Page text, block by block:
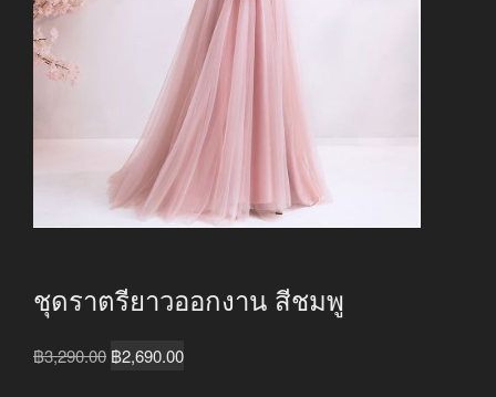
ชุดราตรียาวออกงาน สีชมพู
฿3,290.00 Original
฿2,690.00Current